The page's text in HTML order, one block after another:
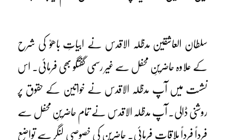
سلطان العاشقین مدظلہ الاقدس نے ابیاتِ باھوؒ کی شرح
کے علاوہ حاضرینِ محفل سے غیر رسمی گفتگو بھی فرمائی۔ اس
نشست میں آپ مدظلہ الاقدس نے خواتین کے حقوق پر
روشنی ڈالی۔ آپ مدظلہ الاقدس نے تمام حاضرینِ محفل سے
فرداً فرداً ملاقات فرمائی۔ حاضرین کی خصوصی لنگر سے تواضع